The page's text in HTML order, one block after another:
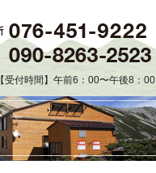
【受付時間】午前6：00〜午後8：00